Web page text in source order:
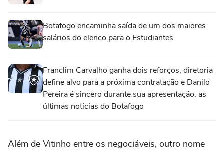
Botafogo encaminha saída de um dos maiores
salários do elenco para o Estudiantes
Franclim Carvalho ganha dois reforços, diretoria
define alvo para a próxima contratação e Danilo
Pereira é sincero durante sua apresentação: as
últimas notícias do Botafogo
Além de Vitinho entre os negociáveis, outro nome